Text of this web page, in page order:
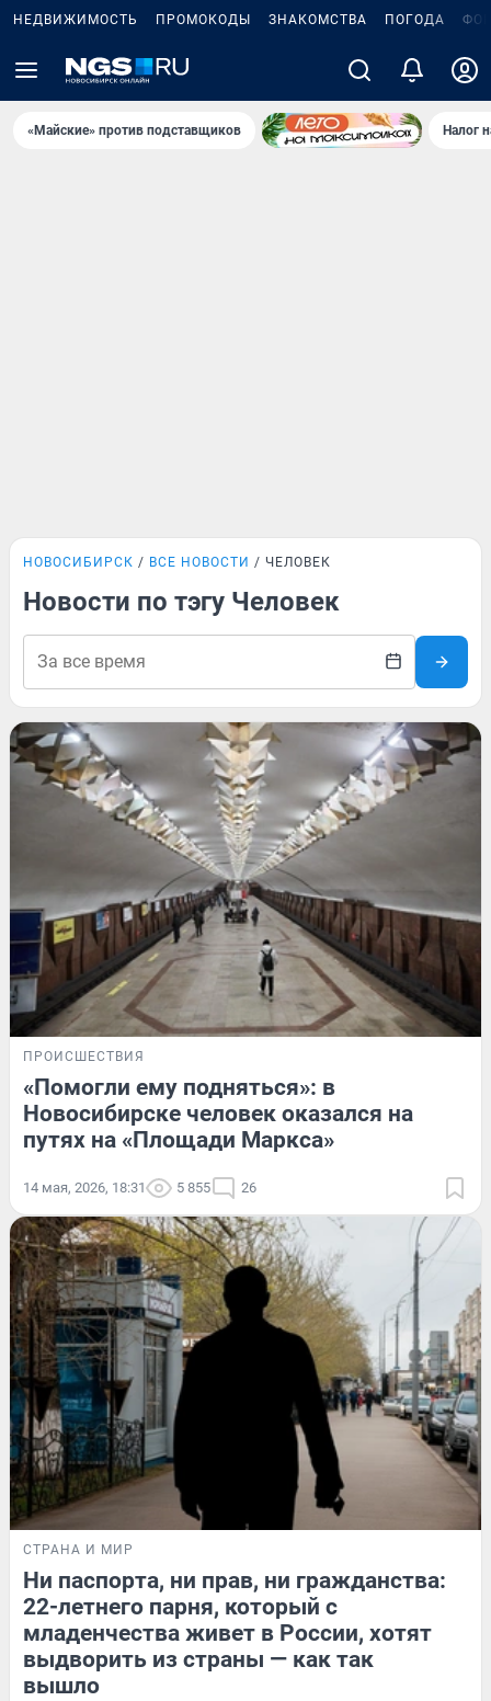
НЕДВИЖИМОСТЬ ПРОМОКОДЫ ЗНАКОМСТВА ПОГОДА
«Майские» против подставщиков Налог
НОВОСИБИРСК ВСЕ НОВОСТИ ЧЕЛОВЕК
Новости по тэгу Человек
ПРОИСШЕСТВИЯ
«Помогли ему подняться»: в
Новосибирске человек оказался на
путях на «Площади Маркса»
14 мая, 2026, 18:31 5 855 26
СТРАНА И МИР
Ни паспорта, ни прав, ни гражданства:
22-летнего парня, который с
младенчества живет в России, хотят
выдворить из страны — как так
вышло